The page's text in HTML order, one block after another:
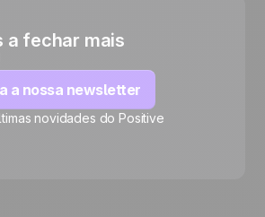
a fechar mais
a nossa newsletter
novidades do Positive